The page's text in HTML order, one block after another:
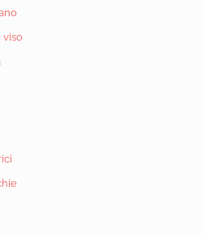
viso